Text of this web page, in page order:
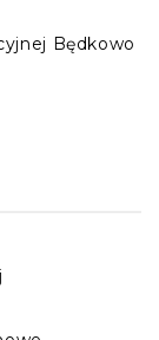
Będkowo